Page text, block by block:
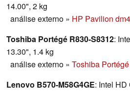
14.00", 2 kg
análise externo » HP Pavilion
Toshiba Portégé R830-S8312:
13.30", 1.4 kg
análise externo » Toshiba
Lenovo B570-M58G4GE: Intel HD